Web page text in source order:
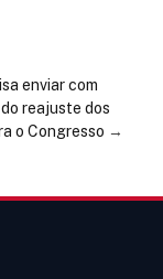
enviar com
reajuste dos
o Congresso →